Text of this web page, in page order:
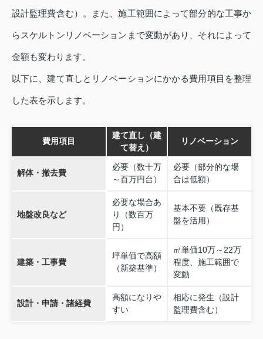
設計監理費含む）。また、施工範囲によって部分的な工事か
らスケルトンリノベーションまで変動があり、それによって
金額も変わります。
以下に、建て直しとリノベーションにかかる費用項目を整理
した表を示します。
費用項目
建て直し（建
て替え）
リノベーション
解体・撤去費
必要（数十万
～百万円台）
必要（部分的な場
合は低額）
地盤改良など
必要な場合あ
り（数百万
円）
基本不要（既存基
盤を活用）
建築・工事費
坪単価で高額
（新築基準）
㎡単価10万～22万
程度、施工範囲で
変動
設計・申請・諸経費
高額になりや
すい
相応に発生（設計
監理費含む）